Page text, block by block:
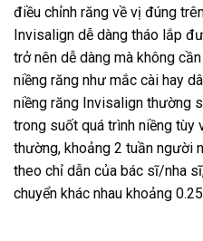
điều chỉnh răng về vị đúng
Invisalign dễ dàng tháo lắp
trở nên dễ dàng mà không
niềng răng như mắc cài hay
niềng răng Invisalign thường
trong suốt quá trình niềng tùy
thường, khoảng 2 tuần người
theo chỉ dẫn của bác sĩ/nha
chuyển khác nhau khoảng